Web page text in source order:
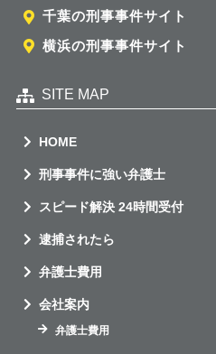
千葉の刑事事件サイト
横浜の刑事事件サイト
SITE MAP
HOME
刑事事件に強い弁護士
スピード解決 24時間受付
逮捕されたら
弁護士費用
会社案内
弁護士費用